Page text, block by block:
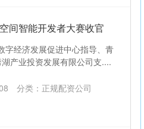
间智能开发者大赛收官
字经济发展促进中心指导、青
产业投资发展有限公司支....
分类： 正规配资公司